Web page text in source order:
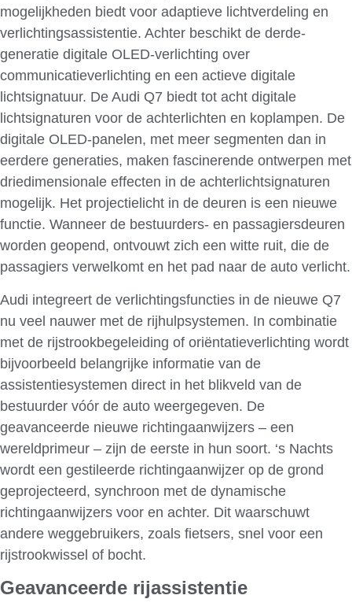
mogelijkheden biedt voor adaptieve lichtverdeling en
verlichtingsassistentie. Achter beschikt de derde-
generatie digitale OLED-verlichting over
communicatieverlichting en een actieve digitale
lichtsignatuur. De Audi Q7 biedt tot acht digitale
lichtsignaturen voor de achterlichten en koplampen. De
digitale OLED-panelen, met meer segmenten dan in
eerdere generaties, maken fascinerende ontwerpen met
driedimensionale effecten in de achterlichtsignaturen
mogelijk. Het projectielicht in de deuren is een nieuwe
functie. Wanneer de bestuurders- en passagiersdeuren
worden geopend, ontvouwt zich een witte ruit, die de
passagiers verwelkomt en het pad naar de auto verlicht.
Audi integreert de verlichtingsfuncties in de nieuwe Q7
nu veel nauwer met de rijhulpsystemen. In combinatie
met de rijstrookbegeleiding of oriëntatieverlichting wordt
bijvoorbeeld belangrijke informatie van de
assistentiesystemen direct in het blikveld van de
bestuurder vóór de auto weergegeven. De
geavanceerde nieuwe richtingaanwijzers – een
wereldprimeur – zijn de eerste in hun soort. ‘s Nachts
wordt een gestileerde richtingaanwijzer op de grond
geprojecteerd, synchroon met de dynamische
richtingaanwijzers voor en achter. Dit waarschuwt
andere weggebruikers, zoals fietsers, snel voor een
rijstrookwissel of bocht.
Geavanceerde rijassistentie